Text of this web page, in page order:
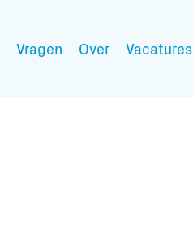
Vragen Over Vacatures